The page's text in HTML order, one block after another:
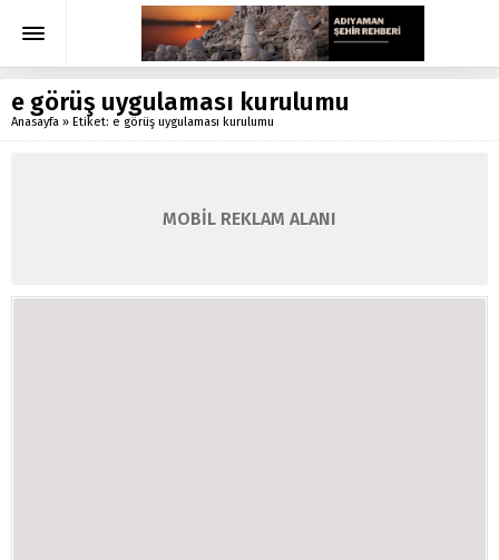
e görüş uygulaması kurulumu
Anasayfa » Etiket: e görüş uygulaması kurulumu
MOBİL REKLAM ALANI